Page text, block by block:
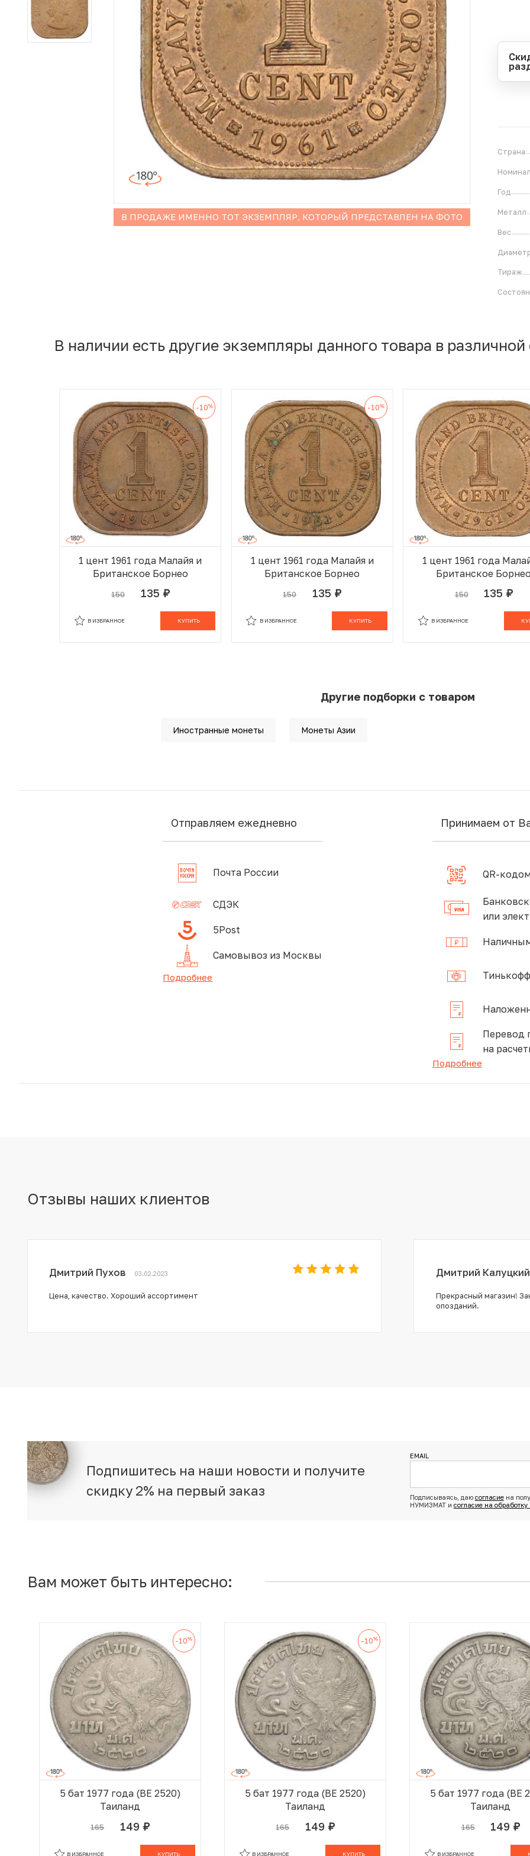
Иностранные монеты
Неофициальные выпуски монет (Unusual)
Античные и средневековые монеты
В ПРОДАЖЕ ИМЕННО ТОТ ЭКЗЕМПЛЯР, КОТОРЫЙ ПРЕДСТАВЛЕН НА ФОТО
Страна
Номинал
Год
Металл
Вес
Тираж
В наличии есть другие экземпляры данного товара в различной
-10%
1 цент 1961 года Малайя и
Британское Борнео
150 135 руб.
КУПИТЬ
В ИЗБРАННОЕ
-10%
1 цент 1961 года Малайя и
Британское Борнео
150 135 руб.
КУПИТЬ
В ИЗБРАННОЕ
1 цент 1961 года
Британское Борнео
150 135 руб.
В ИЗБРАННОЕ
Другие подборки с товаром
Иностранные монеты Монеты Азии
Отправляем ежедневно
Почта России
СДЭК
5Post
Самовывоз из Москвы
Подробнее
Принимаем от
QR-
или
Перевод
на
Подробнее
Отзывы наших клиентов
Дмитрий Пухов 03.02.2023
Цена, качество. Хороший ассортимент
Дмитрий Калуцкий
Прекрасный магазин!
опозданий.
Подпишитесь на наши новости и получите
скидку 2% на первый заказ
EMAIL
Подписываясь, даю согласиена
НУМИЗМАТ и согласие на
Вам может быть интересно:
-10%
5 бат 1977 года (BE 2520)
Таиланд
165 149 руб.
КУПИТЬ
В ИЗБРАННОЕ
-10%
5 бат 1977 года (BE 2520)
Таиланд
165 149 руб.
КУПИТЬ
В ИЗБРАННОЕ
5 бат 1977 года (BE
Таиланд
165 149 руб.
В ИЗБРАННОЕ